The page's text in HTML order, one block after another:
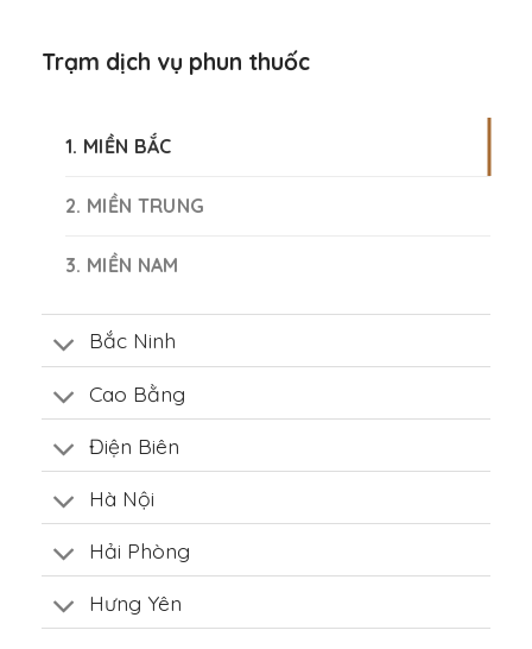
Trạm dịch vụ phun thuốc
1. MIỀN BẮC
2. MIỀN TRUNG
3. MIỀN NAM
Bắc Ninh
Cao Bằng
Điện Biên
Hà Nội
Hải Phòng
Hưng Yên